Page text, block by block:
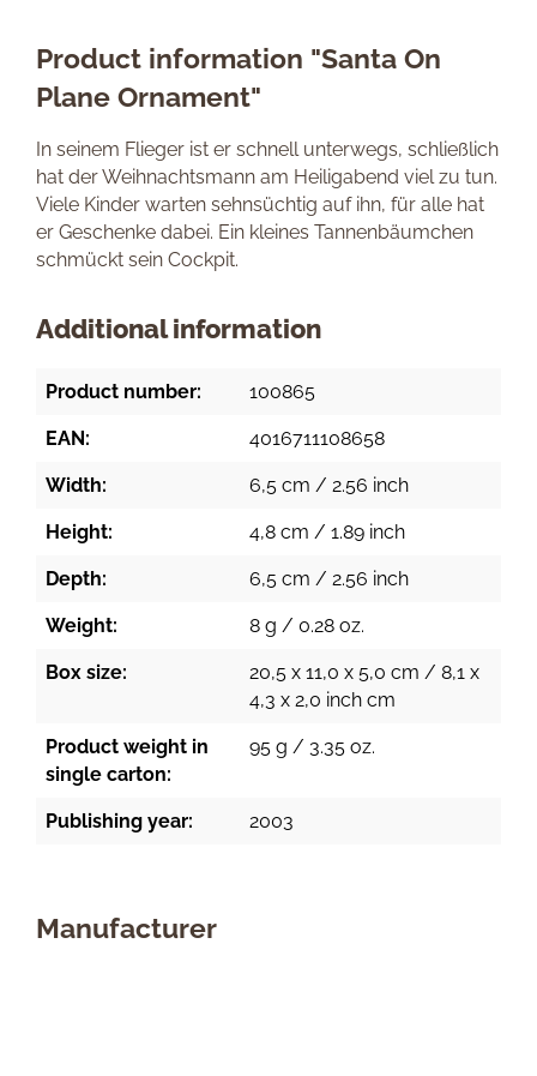
Product information "Santa On
Plane Ornament"
In seinem Flieger ist er schnell unterwegs, schließlich
hat der Weihnachtsmann am Heiligabend viel zu tun.
Viele Kinder warten sehnsüchtig auf ihn, für alle hat
er Geschenke dabei. Ein kleines Tannenbäumchen
schmückt sein Cockpit.
Additional information
Product number: 100865
EAN: 4016711108658
Width: 6,5 cm / 2.56 inch
Height: 4,8 cm / 1.89 inch
Depth: 6,5 cm / 2.56 inch
Weight: 8 g / 0.28 oz.
Box size:
20,5 x 11,0 x 5,0 cm / 8,1 x
4,3 x 2,0 inch cm
Product weight in
single carton:
95 g / 3.35 oz.
Publishing year: 2003
Manufacturer